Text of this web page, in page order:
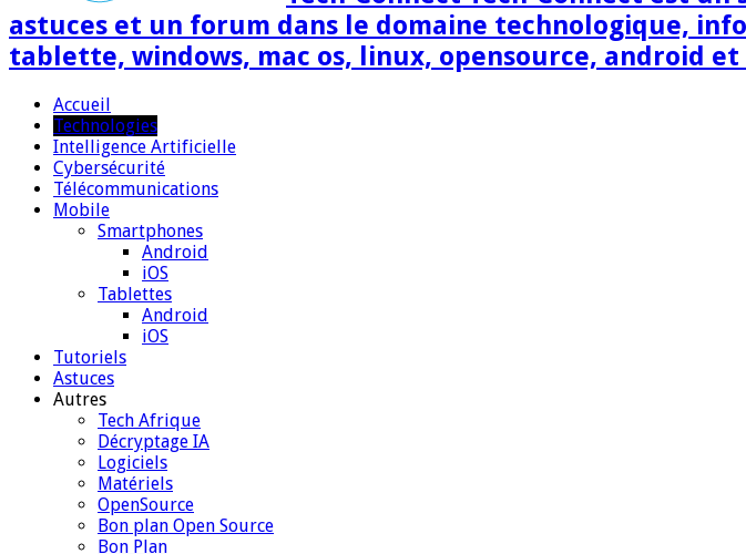
astuces et un forum dans le domaine technologique,
tablette, windows, mac os, linux, opensource, android et
Accueil
Technologies
Intelligence Artificielle
Cybersécurité
Télécommunications
Mobile
Smartphones
Android
iOS
Tablettes
Android
iOS
Tutoriels
Astuces
Autres
Tech Afrique
Décryptage IA
Logiciels
Matériels
OpenSource
Bon plan Open Source
Bon Plan